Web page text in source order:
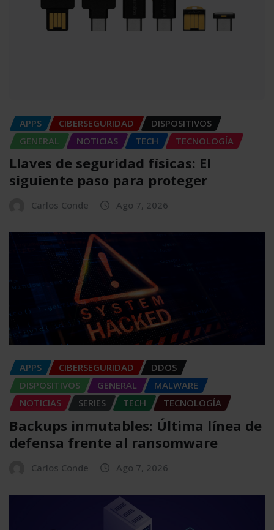
APPS CIBERSEGURIDAD
DISPOSITIVOS
GENERAL
NOTICIAS TECH TECNOLOGÍA
Llaves de seguridad físicas: El
siguiente paso para proteger
Carlos Conde Ago 7, 2026
APPS CIBERSEGURIDAD
DDOS
DISPOSITIVOS
GENERAL
MALWARE
NOTICIAS
SERIES TECH TECNOLOGÍA
Backups inmutables: Última línea de
defensa frente al ransomware
Carlos Conde Ago 7, 2026